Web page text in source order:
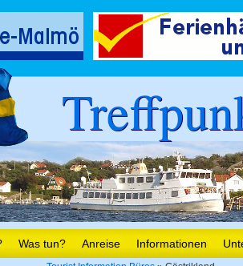
Was tun? Anreise Informationen